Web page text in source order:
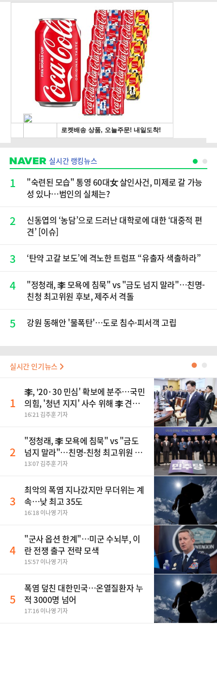
실시간 랭킹뉴스
1
"숙련된 모습" 통영 60대女 살인사건, 미제로 갈 가능
성 있나…범인의 실체는?
2
신동엽의 ‘농담’으로 드러난 대학로에 대한 ‘대중적 편
견’ [이슈]
3 ‘탄약 고갈 보도’에 격노한 트럼프 “유출자 색출하라”
4
"정청래, 李 모욕에 침묵" vs "금도 넘지 말라"…친명-
친청 최고위원 후보, 제주서 격돌
5 강원 동해안 '물폭탄'…도로 침수·피서객 고립
실시간 인기뉴스 ●
1
李, '20·30 민심' 확보에 분주…국민
의힘, '청년 지지' 사수 위해 李 견제
사활
16:21 김주훈 기자
2
"정청래, 李 모욕에 침묵" vs "금도
넘지 말라"…친명-친청 최고위원 후
보, 제주서 격돌
13:07 김주훈 기자
3
최악의 폭염 지나갔지만 무더위는 계
속…낮 최고 35도
16:18 이나영 기자
4
"군사 옵션 한계"…미군 수뇌부, 이
란 전쟁 출구 전략 모색
15:57 이나영 기자
5
폭염 덮친 대한민국…온열질환자 누
적 3000명 넘어
17:16 이나영 기자